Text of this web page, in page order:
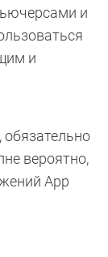
и
и
вероятно,
App